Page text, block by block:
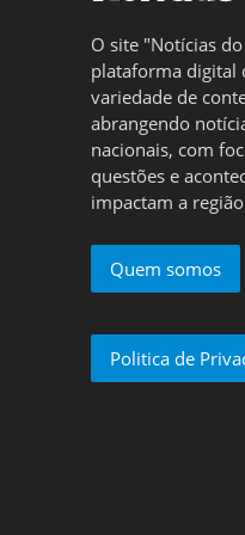
O site "Notícias
plataforma digital
variedade de
abrangendo
nacionais, com
questões e
impactam a
Quem somos
Politica de